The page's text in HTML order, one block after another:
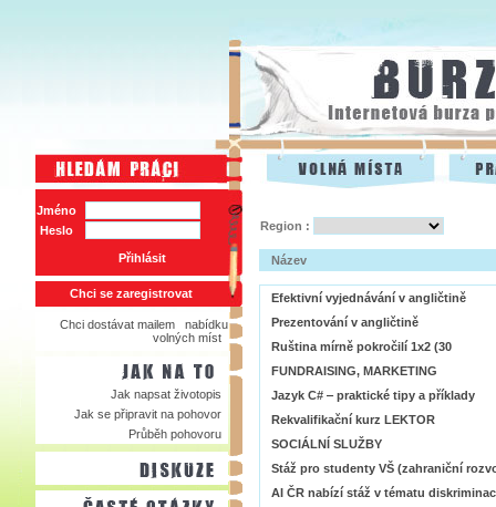
Jméno
Heslo
Přihlásit
Chci se zaregistrovat
Chci dostávat mailem nabídku
volných míst
Jak napsat životopis
Jak se připravit na pohovor
Průběh pohovoru
Region :
Název
Efektivní vyjednávání v angličtině
Prezentování v angličtině
Ruština mírně pokročilí 1x2 (30
FUNDRAISING, MARKETING
Jazyk C# ‒ praktické tipy a příklady
Rekvalifikační kurz LEKTOR
SOCIÁLNÍ SLUŽBY
Stáž pro studenty VŠ (zahraniční
AI ČR nabízí stáž v tématu